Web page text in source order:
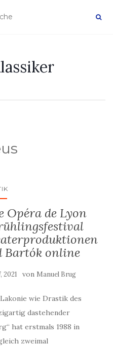
Opéra de Lyon
Bartók online
2021 von Manuel Brug
wie Drastik des
dastehender
hat erstmals 1988 in
zweimal